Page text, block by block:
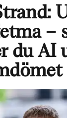
–
du AI